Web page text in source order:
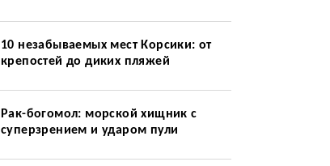
10 незабываемых мест Корсики: от
крепостей до диких пляжей
Рак-богомол: морской хищник с
суперзрением и ударом пули